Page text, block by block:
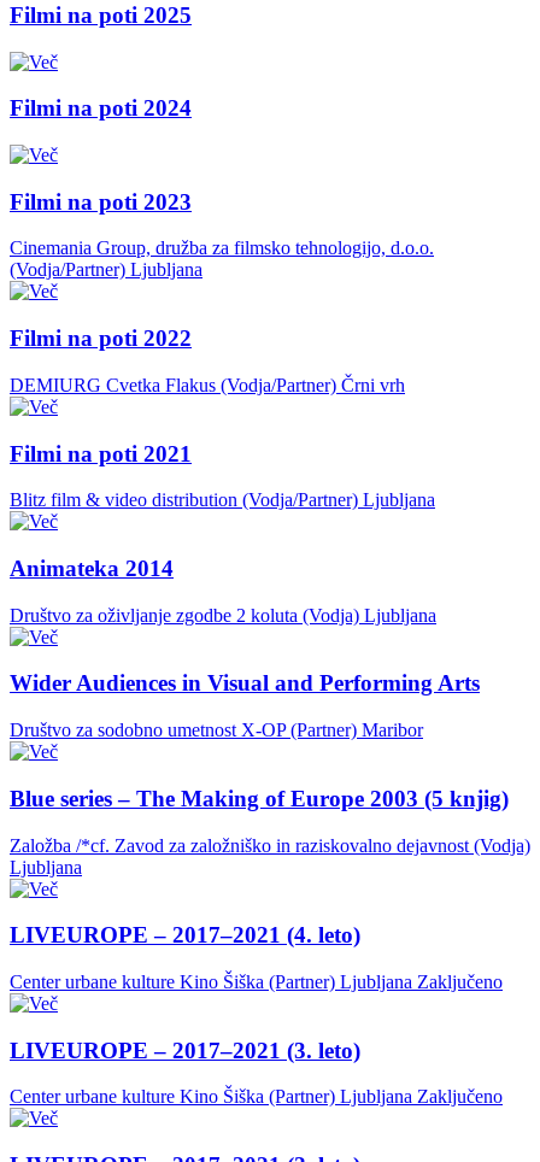
Filmi na poti 2025
Filmi na poti 2024
Filmi na poti 2023
Cinemania Group, družba za filmsko tehnologijo, d.o.o.
(Vodja/Partner) Ljubljana
Filmi na poti 2022
DEMIURG Cvetka Flakus (Vodja/Partner) Črni vrh
Filmi na poti 2021
Blitz film & video distribution (Vodja/Partner) Ljubljana
Animateka 2014
Društvo za oživljanje zgodbe 2 koluta (Vodja) Ljubljana
Wider Audiences in Visual and Performing Arts
Društvo za sodobno umetnost X-OP (Partner) Maribor
Blue series – The Making of Europe 2003 (5 knjig)
Založba /*cf. Zavod za založniško in raziskovalno dejavnost (Vodja)
Ljubljana
LIVEUROPE – 2017–2021 (4. leto)
Center urbane kulture Kino Šiška (Partner) Ljubljana Zaključeno
LIVEUROPE – 2017–2021 (3. leto)
Center urbane kulture Kino Šiška (Partner) Ljubljana Zaključeno